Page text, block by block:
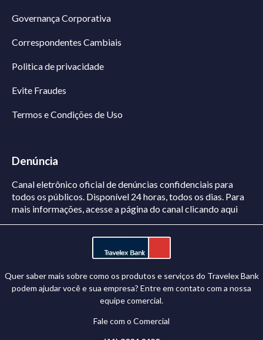
Governança Corporativa
Correspondentes Cambiais
Politica de privacidade
Evite Fraudes
Termos e Condições de Uso
Denúncia
Canal eletrônico oficial de denúncias confidenciais para
todos os públicos. Disponível 24 horas, todos os dias. Para
mais informações, acesse a página do canalclicando aqui
Quer saber mais sobre como os produtos e serviços do Travelex Bank
podem ajudar você e sua empresa? Entre em contato com a nossa
equipe comercial.
Fale com o Comercial